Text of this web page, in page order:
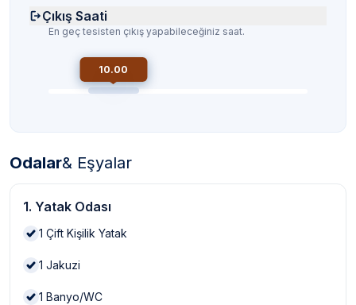
Çıkış Saati
En geç tesisten çıkış yapabileceğiniz saat.
10.00
Odalar& Eşyalar
1. Yatak Odası
1 Çift Kişilik Yatak
1 Jakuzi
1 Banyo/WC